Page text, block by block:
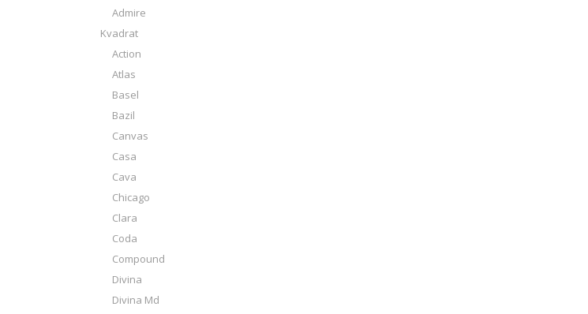
Admire
Kvadrat
Action
Atlas
Basel
Bazil
Canvas
Casa
Cava
Chicago
Clara
Coda
Compound
Divina
Divina Md